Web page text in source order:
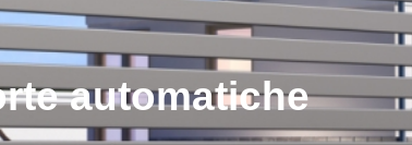
automatiche